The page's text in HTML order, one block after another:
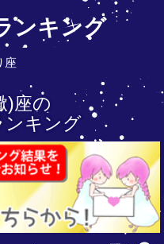
ンキング
座
)座の
ンキング